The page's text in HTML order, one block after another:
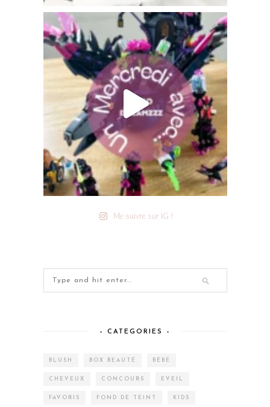
Me suivre sur IG !
– CATEGORIES –
BLUSH BOX BEAUTÉ BÉBÉ
CHEVEUX CONCOURS EVEIL
FAVORIS FOND DE TEINT KIDS